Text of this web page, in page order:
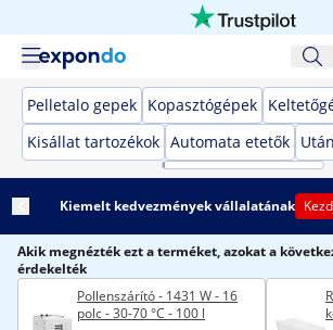
Pelletalo gepek Kopasztógépek
Kisállat tartozékok Automata etetők
Kiemelt kedvezmények vállalatának
Akik megnézték ezt a terméket, azokat a
érdekelték
Pollenszárító - 1431 W - 16
polc - 30-70 °C - 100 l